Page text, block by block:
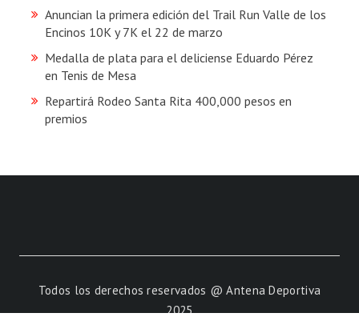
Anuncian la primera edición del Trail Run Valle de los
Encinos 10K y 7K el 22 de marzo
Medalla de plata para el deliciense Eduardo Pérez
en Tenis de Mesa
Repartirá Rodeo Santa Rita 400,000 pesos en
premios
Todos los derechos reservados @ Antena Deportiva
2025